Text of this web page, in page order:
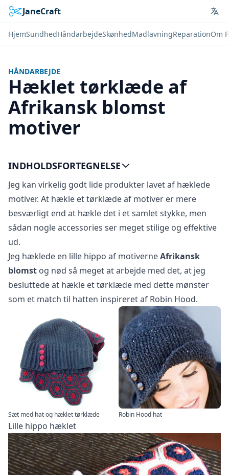
JaneCraft
HjemSundhedHåndarbejdeSkønhedMadlavningReparationOm
HÅNDARBEJDE
Hæklet tørklæde af
Afrikansk blomst
motiver
Jeg kan virkelig godt lide produkter lavet af hæklede
motiver. At hækle et tørklæde af motiver er mere
besværligt end at hækle det i et samlet stykke, men
sådan nogle accessories ser meget stilige og effektive
ud.
Jeg hæklede en lille hippo af motiverneAfrikansk
blomst og nød så meget at arbejde med det, at jeg
besluttede at hækle et tørklæde med dette mønster
som et match til hatten inspireret af Robin Hood.
Sæt med hat og hæklet tørklæde Robin Hood hat
Lille hippo hæklet
INDHOLDSFORTEGNELSE